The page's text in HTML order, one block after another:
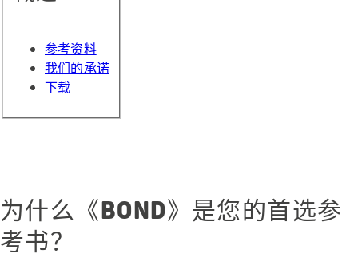
参考资料
我们的承诺
下载
为什么《BOND》是您的首选参
考书？